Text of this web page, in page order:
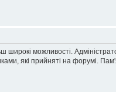
можливості.
які прийняті на форумі.